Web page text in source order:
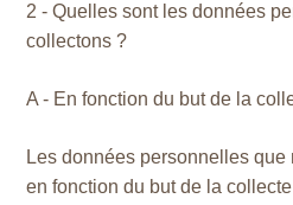
2 - Quelles sont les données
collectons ?
A - En fonction du but de la
Les données personnelles
en fonction du but de la